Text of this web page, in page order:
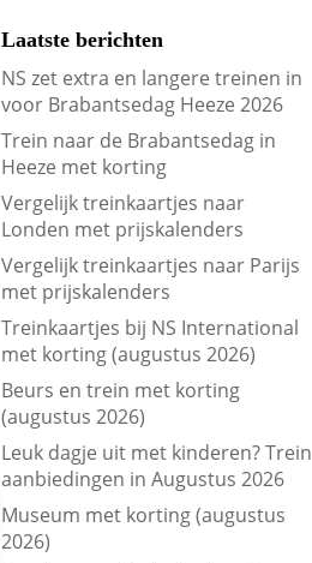
Laatste berichten
NS zet extra en langere treinen in
voor Brabantsedag Heeze 2026
Trein naar de Brabantsedag in
Heeze met korting
Vergelijk treinkaartjes naar
Londen met prijskalenders
Vergelijk treinkaartjes naar Parijs
met prijskalenders
Treinkaartjes bij NS International
met korting (augustus 2026)
Beurs en trein met korting
(augustus 2026)
Leuk dagje uit met kinderen? Trein
aanbiedingen in Augustus 2026
Museum met korting (augustus
2026)